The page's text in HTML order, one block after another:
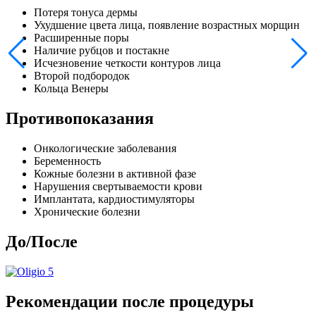
Потеря тонуса дермы
Ухудшение цвета лица, появление возрастных морщин
Расширенные поры
Наличие рубцов и постакне
Исчезновение четкости контуров лица
Второй подбородок
Кольца Венеры
Противопоказания
Онкологические заболевания
Беременность
Кожные болезни в активной фазе
Нарушения свертываемости крови
Имплантата, кардиостимуляторы
Хронические болезни
До/После
Рекомендации после процедуры